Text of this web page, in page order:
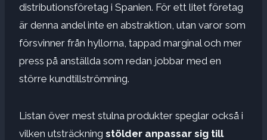
distributionsföretag i Spanien. För ett litet företag
är denna andel inte en abstraktion, utan varor som
försvinner från hyllorna, tappad marginal och mer
press på anställda som redan jobbar med en
större kundtillströmning.
Listan över mest stulna produkter speglar också i
vilken utsträckning stölder anpassar sig till